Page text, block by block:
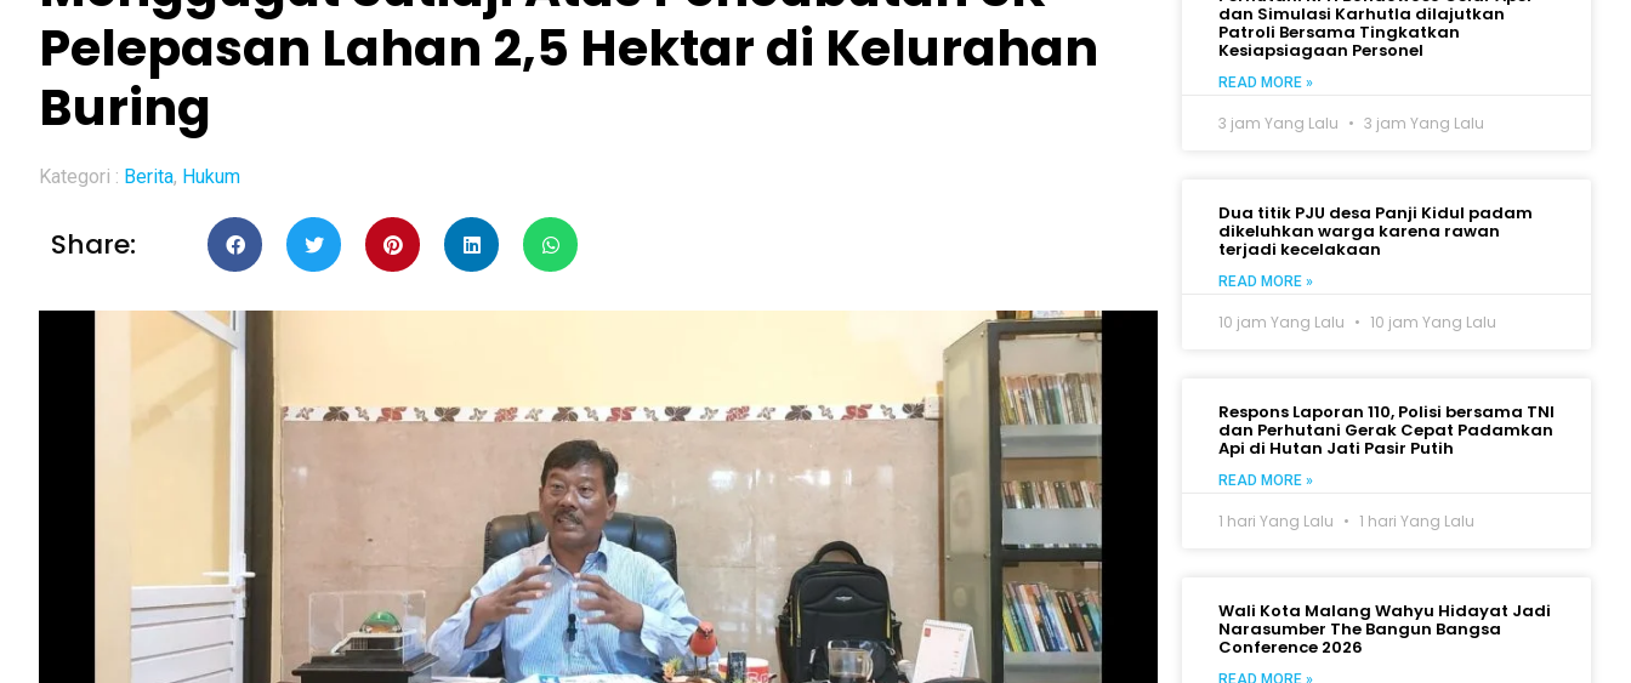
Pelepasan Lahan 2,5 Hektar di Kelurahan
Buring
Kategori : Berita, Hukum
Share:
dan Simulasi Karhutla dilajutkan
Patroli Bersama Tingkatkan
Kesiapsiagaan Personel
READ MORE »
3 jam Yang Lalu 3 jam Yang Lalu
Dua titik PJU desa Panji Kidul padam
dikeluhkan warga karena rawan
terjadi kecelakaan
READ MORE »
10 jam Yang Lalu 10 jam Yang Lalu
Respons Laporan 110, Polisi bersama TNI
dan Perhutani Gerak Cepat Padamkan
Api di Hutan Jati Pasir Putih
READ MORE »
1 hari Yang Lalu 1 hari Yang Lalu
Wali Kota Malang Wahyu Hidayat Jadi
Narasumber The Bangun Bangsa
Conference 2026
READ MORE »